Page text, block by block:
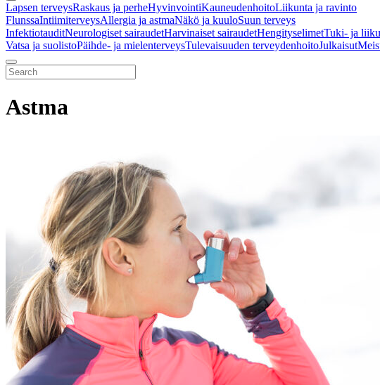
Lapsen terveysRaskaus ja perheHyvinvointiKauneudenhoitoLiikunta ja ravinto
FlunssaIntiimiterveysAllergia ja astmaNäkö ja kuuloSuun terveys
InfektiotauditNeurologiset sairaudetHarvinaiset sairaudetHengityselimetTuki- ja
Vatsa ja suolistoPäihde- ja mielenterveysTulevaisuuden terveydenhoitoJulkaisut
Astma